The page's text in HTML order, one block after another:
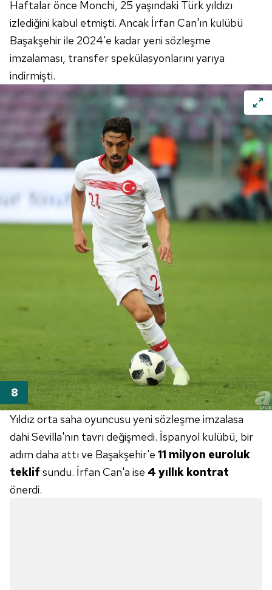
Haftalar önce Monchi, 25 yaşındaki Türk yıldızı
izlediğini kabul etmişti. Ancak İrfan Can'ın kulübü
Başakşehir ile 2024'e kadar yeni sözleşme
imzalaması, transfer spekülasyonlarını yarıya
indirmişti.
Yıldız orta saha oyuncusu yeni sözleşme imzalasa
dahi Sevilla'nın tavrı değişmedi. İspanyol kulübü, bir
adım daha attı ve Başakşehir'e 11 milyon euroluk
teklif sundu. İrfan Can'a ise 4 yıllık kontrat
önerdi.